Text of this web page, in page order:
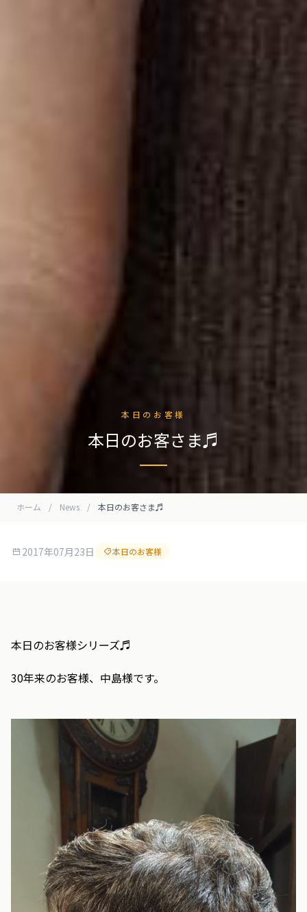
本日のお客様
本日のお客さま♬
ホーム / News / 本日のお客さま♬
2017年07月23日 本日のお客様
本日のお客様シリーズ♬
30年来のお客様、中島様です。